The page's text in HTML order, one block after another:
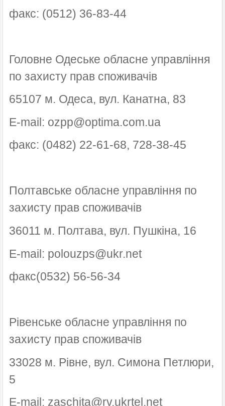
факс: (0512) 36-83-44
Головне Одеське обласне управління
по захисту прав споживачів
65107 м. Одеса, вул. Канатна, 83
E-mail: ozpp@optima.com.ua
факс: (0482) 22-61-68, 728-38-45
Полтавське обласне управління по
захисту прав споживачів
36011 м. Полтава, вул. Пушкіна, 16
E-mail: polouzps@ukr.net
факс(0532) 56-56-34
Рівенське обласне управління по
захисту прав споживачів
33028 м. Рівне, вул. Симона Петлюри,
5
E-mail: zaschita@rv.ukrtel.net